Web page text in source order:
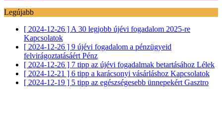
Legújabb
[ 2024-12-26 ] A 30 legjobb újévi fogadalom 2025-re
Kapcsolatok
[ 2024-12-26 ] 9 újévi fogadalom a pénzügyeid
felvirágoztatásáért Pénz
[ 2024-12-26 ] 7 tipp az újévi fogadalmak betartásához Lélek
[ 2024-12-21 ] 6 tipp a karácsonyi vásárláshoz Kapcsolatok
[ 2024-12-19 ] 5 tipp az egészségesebb ünnepekért Gasztro